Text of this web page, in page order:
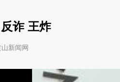
诈 王炸
新闻网